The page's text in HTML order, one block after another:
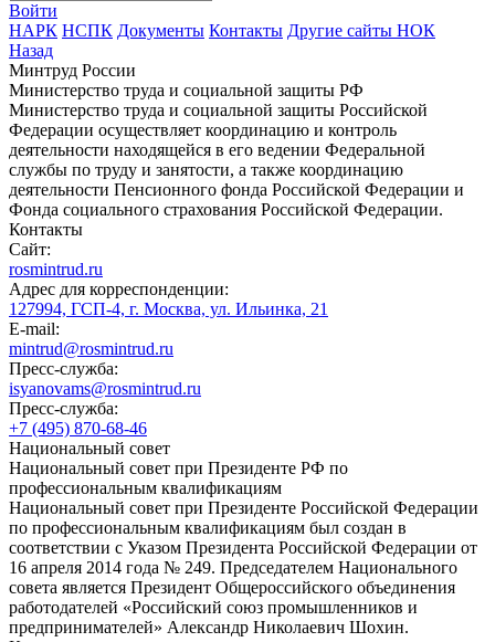
Войти
НАРК НСПК Документы Контакты Другие сайты НОК
Назад
Минтруд России
Министерство труда и социальной защиты РФ
Министерство труда и социальной защиты Российской
Федерации осуществляет координацию и контроль
деятельности находящейся в его ведении Федеральной
службы по труду и занятости, а также координацию
деятельности Пенсионного фонда Российской Федерации и
Фонда социального страхования Российской Федерации.
Контакты
Сайт:
rosmintrud.ru
Адрес для корреспонденции:
127994, ГСП-4, г. Москва, ул. Ильинка, 21
E-mail:
mintrud@rosmintrud.ru
Пресс-служба:
isyanovams@rosmintrud.ru
Пресс-служба:
+7 (495) 870-68-46
Национальный совет
Национальный совет при Президенте РФ по
профессиональным квалификациям
Национальный совет при Президенте Российской Федерации
по профессиональным квалификациям был создан в
соответствии с Указом Президента Российской Федерации от
16 апреля 2014 года № 249. Председателем Национального
совета является Президент Общероссийского объединения
работодателей «Российский союз промышленников и
предпринимателей» Александр Николаевич Шохин.